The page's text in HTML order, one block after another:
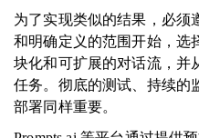
为了实现类似的结果，必须
和明确定义的范围开始，选
块化和可扩展的对话流，并
任务。彻底的测试、持续的
部署同样重要。